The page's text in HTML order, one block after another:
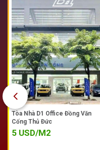
Tòa Nhà D1 Office Đồng Văn
Cống Thủ Đức
5 USD/M2